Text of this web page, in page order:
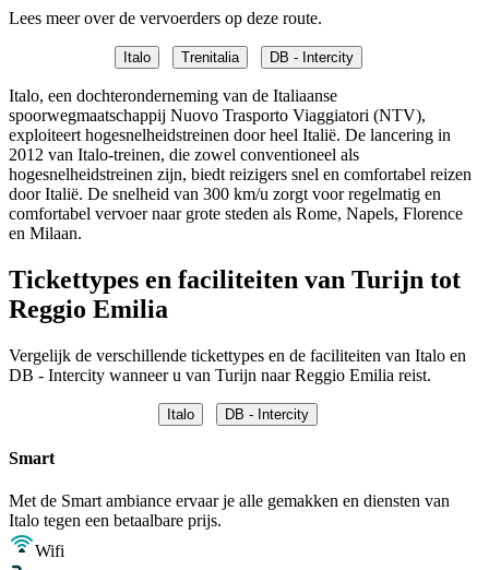
Lees meer over de vervoerders op deze route.
Italo Trenitalia DB - Intercity
Italo, een dochteronderneming van de Italiaanse
spoorwegmaatschappij Nuovo Trasporto Viaggiatori (NTV),
exploiteert hogesnelheidstreinen door heel Italië. De lancering in
2012 van Italo-treinen, die zowel conventioneel als
hogesnelheidstreinen zijn, biedt reizigers snel en comfortabel reizen
door Italië. De snelheid van 300 km/u zorgt voor regelmatig en
comfortabel vervoer naar grote steden als Rome, Napels, Florence
en Milaan.
Tickettypes en faciliteiten van Turijn tot
Reggio Emilia
Vergelijk de verschillende tickettypes en de faciliteiten van Italo en
DB - Intercity wanneer u van Turijn naar Reggio Emilia reist.
Italo DB - Intercity
Smart
Met de Smart ambiance ervaar je alle gemakken en diensten van
Italo tegen een betaalbare prijs.
Wifi